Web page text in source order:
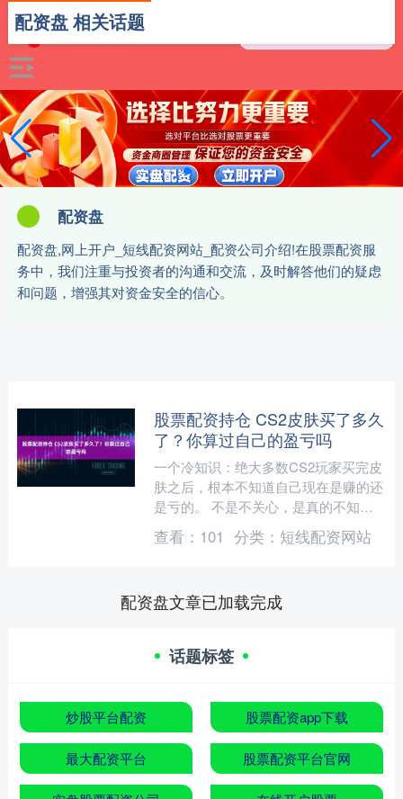
配资盘
配资盘,网上开户_短线配资网站_配资公司介绍!在股票配资服
务中，我们注重与投资者的沟通和交流，及时解答他们的疑虑
和问题，增强其对资金安全的信心。
配资盘 相关话题
股票配资持仓 CS2皮肤买了多久
了？你算过自己的盈亏吗
一个冷知识：绝大多数CS2玩家买完皮
肤之后，根本不知道自己现在是赚的还
是亏的。 不是不关心，是真的不知道
怎么算、去哪里看。 今天来科普一下
—— 皮肤盈亏怎么算？....
查看： 101 分类： 短线配资网站
配资盘文章已加载完成
话题标签
炒股平台配资 股票配资app下载
最大配资平台 股票配资平台官网